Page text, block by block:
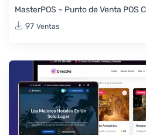
MasterPOS – Punto de Venta POS
97 Ventas